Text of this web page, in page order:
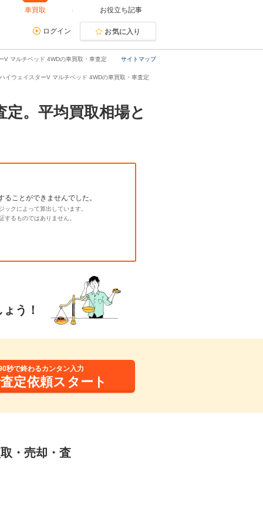
車買取 お役立ち記事
ログイン お気に入り
サイトマップ
V マルチベッド 4WDの車買取・車査定
イウェイスターV マルチベッド 4WDの車買取・車査定
。平均買取相場と
ことができませんでした。
クによって算出しています。
るものではありません。
う！
秒で終わるカンタン入力
定依頼スタート
・売却・査